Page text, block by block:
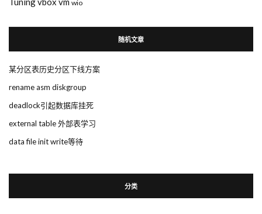
wio
随机文章
某分区表历史分区下线方案
rename asm diskgroup
deadlock引起数据库挂死
external table 外部表学习
data file init write等待
分类